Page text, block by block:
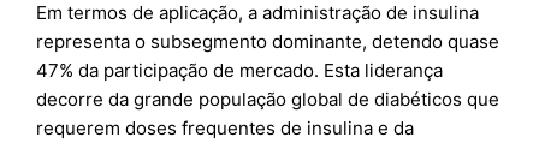
Em termos de aplicação, a administração de insulina
representa o subsegmento dominante, detendo quase
47% da participação de mercado. Esta liderança
decorre da grande população global de diabéticos que
requerem doses frequentes de insulina e da